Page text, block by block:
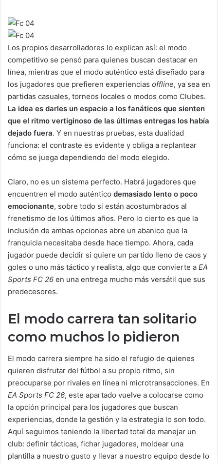
Los propios desarrolladores lo explican así: el modo
competitivo se pensó para quienes buscan destacar en
línea, mientras que el modo auténtico está diseñado para
los jugadores que prefieren experiencias offline, ya sea en
partidas casuales, torneos locales o modos como Clubes.
La idea es darles un espacio a los fanáticos que sienten
que el ritmo vertiginoso de las últimas entregas los había
dejado fuera. Y en nuestras pruebas, esta dualidad
funciona: el contraste es evidente y obliga a replantear
cómo se juega dependiendo del modo elegido.
Claro, no es un sistema perfecto. Habrá jugadores que
encuentren el modo auténtico demasiado lento o poco
emocionante, sobre todo si están acostumbrados al
frenetismo de los últimos años. Pero lo cierto es que la
inclusión de ambas opciones abre un abanico que la
franquicia necesitaba desde hace tiempo. Ahora, cada
jugador puede decidir si quiere un partido lleno de caos y
goles o uno más táctico y realista, algo que convierte a EA
Sports FC 26 en una entrega mucho más versátil que sus
predecesores.
El modo carrera tan solitario
como muchos lo pidieron
El modo carrera siempre ha sido el refugio de quienes
quieren disfrutar del fútbol a su propio ritmo, sin
preocuparse por rivales en línea ni microtransacciones. En
EA Sports FC 26, este apartado vuelve a colocarse como
la opción principal para los jugadores que buscan
experiencias, donde la gestión y la estrategia lo son todo.
Aquí seguimos teniendo la libertad total de manejar un
club: definir tácticas, fichar jugadores, moldear una
plantilla a nuestro gusto y llevar a nuestro equipo desde lo